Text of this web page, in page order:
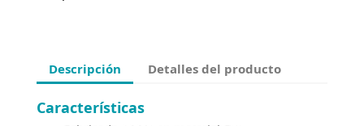
Descripción Detalles del producto
Características